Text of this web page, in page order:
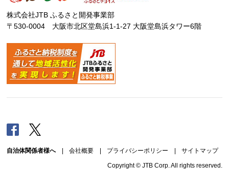
株式会社JTB ふるさと開発事業部
〒530-0004 大阪市北区堂島浜1-1-27 大阪堂島浜タワー6階
Facebook
自治体関係者様へ| 会社概要 プライバシーポリシー サイトマップ
Copyright © JTB Corp. All rights reserved.